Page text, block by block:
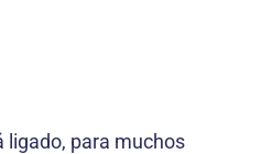
ligado, para muchos